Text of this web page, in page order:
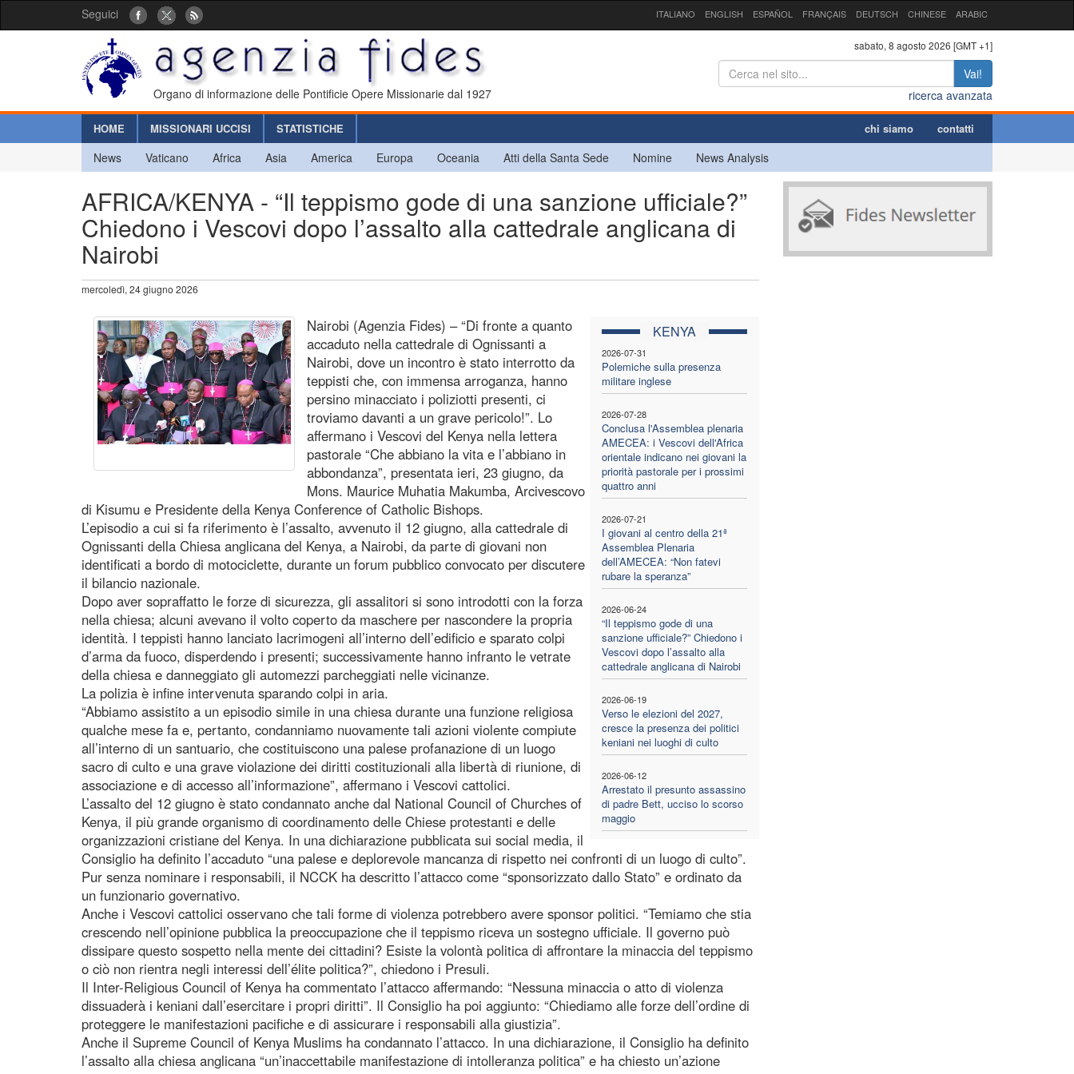
Seguici ITALIANO ENGLISH ESPAÑOL FRANÇAIS DEUTSCH CHINESE ARABIC
Organo di informazione delle Pontificie Opere Missionarie dal 1927
sabato, 8 agosto 2026 [GMT +1]
Vai!
ricerca avanzata
HOME MISSIONARI UCCISI STATISTICHE chi siamo contatti
News Vaticano Africa Asia America Europa Oceania Atti della Santa Sede Nomine News Analysis
AFRICA/KENYA - “Il teppismo gode di una sanzione ufficiale?”
Chiedono i Vescovi dopo l’assalto alla cattedrale anglicana di
Nairobi
mercoledì, 24 giugno 2026
KENYA
2026-07-31
Polemiche sulla presenza
militare inglese
2026-07-28
Conclusa l'Assemblea plenaria
AMECEA: i Vescovi dell'Africa
orientale indicano nei giovani la
priorità pastorale per i prossimi
quattro anni
2026-07-21
I giovani al centro della 21ª
Assemblea Plenaria
dell’AMECEA: “Non fatevi
rubare la speranza”
2026-06-24
“Il teppismo gode di una
sanzione ufficiale?” Chiedono i
Vescovi dopo l’assalto alla
cattedrale anglicana di Nairobi
2026-06-19
Verso le elezioni del 2027,
cresce la presenza dei politici
keniani nei luoghi di culto
2026-06-12
Arrestato il presunto assassino
di padre Bett, ucciso lo scorso
maggio
Nairobi (Agenzia Fides) – “Di fronte a quanto
accaduto nella cattedrale di Ognissanti a
Nairobi, dove un incontro è stato interrotto da
teppisti che, con immensa arroganza, hanno
persino minacciato i poliziotti presenti, ci
troviamo davanti a un grave pericolo!”. Lo
affermano i Vescovi del Kenya nella lettera
pastorale “Che abbiano la vita e l’abbiano in
abbondanza”, presentata ieri, 23 giugno, da
Mons. Maurice Muhatia Makumba, Arcivescovo
di Kisumu e Presidente della Kenya Conference of Catholic Bishops.
L’episodio a cui si fa riferimento è l’assalto, avvenuto il 12 giugno, alla cattedrale di
Ognissanti della Chiesa anglicana del Kenya, a Nairobi, da parte di giovani non
identificati a bordo di motociclette, durante un forum pubblico convocato per discutere
il bilancio nazionale.
Dopo aver sopraffatto le forze di sicurezza, gli assalitori si sono introdotti con la forza
nella chiesa; alcuni avevano il volto coperto da maschere per nascondere la propria
identità. I teppisti hanno lanciato lacrimogeni all’interno dell’edificio e sparato colpi
d’arma da fuoco, disperdendo i presenti; successivamente hanno infranto le vetrate
della chiesa e danneggiato gli automezzi parcheggiati nelle vicinanze.
La polizia è infine intervenuta sparando colpi in aria.
“Abbiamo assistito a un episodio simile in una chiesa durante una funzione religiosa
qualche mese fa e, pertanto, condanniamo nuovamente tali azioni violente compiute
all’interno di un santuario, che costituiscono una palese profanazione di un luogo
sacro di culto e una grave violazione dei diritti costituzionali alla libertà di riunione, di
associazione e di accesso all’informazione”, affermano i Vescovi cattolici.
L’assalto del 12 giugno è stato condannato anche dal National Council of Churches of
Kenya, il più grande organismo di coordinamento delle Chiese protestanti e delle
organizzazioni cristiane del Kenya. In una dichiarazione pubblicata sui social media, il
Consiglio ha definito l’accaduto “una palese e deplorevole mancanza di rispetto nei confronti di un luogo di culto”.
Pur senza nominare i responsabili, il NCCK ha descritto l’attacco come “sponsorizzato dallo Stato” e ordinato da
un funzionario governativo.
Anche i Vescovi cattolici osservano che tali forme di violenza potrebbero avere sponsor politici. “Temiamo che stia
crescendo nell’opinione pubblica la preoccupazione che il teppismo riceva un sostegno ufficiale. Il governo può
dissipare questo sospetto nella mente dei cittadini? Esiste la volontà politica di affrontare la minaccia del teppismo
o ciò non rientra negli interessi dell’élite politica?”, chiedono i Presuli.
Il Inter-Religious Council of Kenya ha commentato l’attacco affermando: “Nessuna minaccia o atto di violenza
dissuaderà i keniani dall’esercitare i propri diritti”. Il Consiglio ha poi aggiunto: “Chiediamo alle forze dell’ordine di
proteggere le manifestazioni pacifiche e di assicurare i responsabili alla giustizia”.
Anche il Supreme Council of Kenya Muslims ha condannato l’attacco. In una dichiarazione, il Consiglio ha definito
l’assalto alla chiesa anglicana “un’inaccettabile manifestazione di intolleranza politica” e ha chiesto un’azione